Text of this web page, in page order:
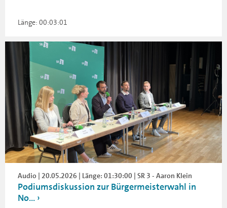
Länge: 00:03:01
Audio | 20.05.2026 | Länge: 01:30:00 | SR 3 - Aaron Klein
Podiumsdiskussion zur Bürgermeisterwahl in
No...